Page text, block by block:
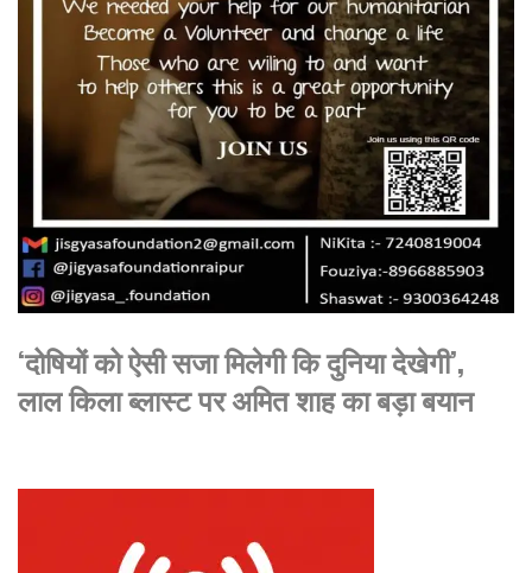
‘दोषियों को ऐसी सजा मिलेगी कि दुनिया देखेगी’,
लाल किला ब्लास्ट पर अमित शाह का बड़ा बयान